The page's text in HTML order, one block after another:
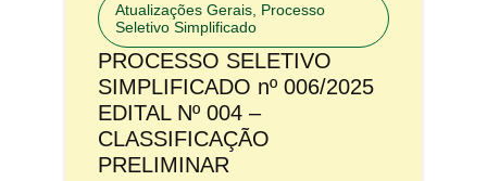
Atualizações Gerais, Processo
Seletivo Simplificado
PROCESSO SELETIVO
SIMPLIFICADO nº 006/2025
EDITAL Nº 004 –
CLASSIFICAÇÃO
PRELIMINAR